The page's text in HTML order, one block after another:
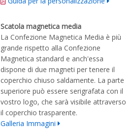
Scatola magnetica media
La Confezione Magnetica Media è più
grande rispetto alla Confezione
Magnetica standard e anch'essa
dispone di due magneti per tenere il
coperchio chiuso saldamente. La parte
superiore può essere serigrafata con il
vostro logo, che sarà visibile attraverso
il coperchio trasparente.
Galleria Immagini